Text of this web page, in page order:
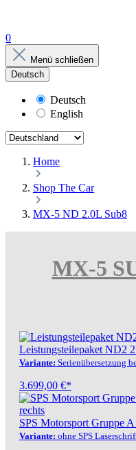
0
Menü schließen
Deutsch
Deutsch
English
Home
Shop The Car
MX-5 ND 2.0L Sub8
MX-5
Leistungsteilepaket ND2
Variante: Serienübersetzung
3.699,00 €*
SPS Motorsport Gruppe
Variante: ohne SPS